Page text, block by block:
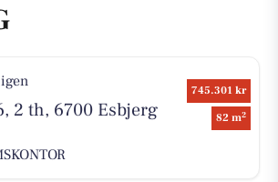
745.301 kr
82 m2
2 th, 6700 Esbjerg